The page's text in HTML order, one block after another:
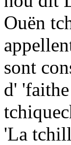
Ouën
sont
d'
'La